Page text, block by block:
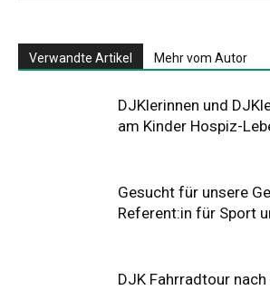
Verwandte Artikel Mehr vom Autor
DJKlerinnen und
am Kinder Hospiz-
Gesucht für unsere
Referent:in für Sport
DJK Fahrradtour nach